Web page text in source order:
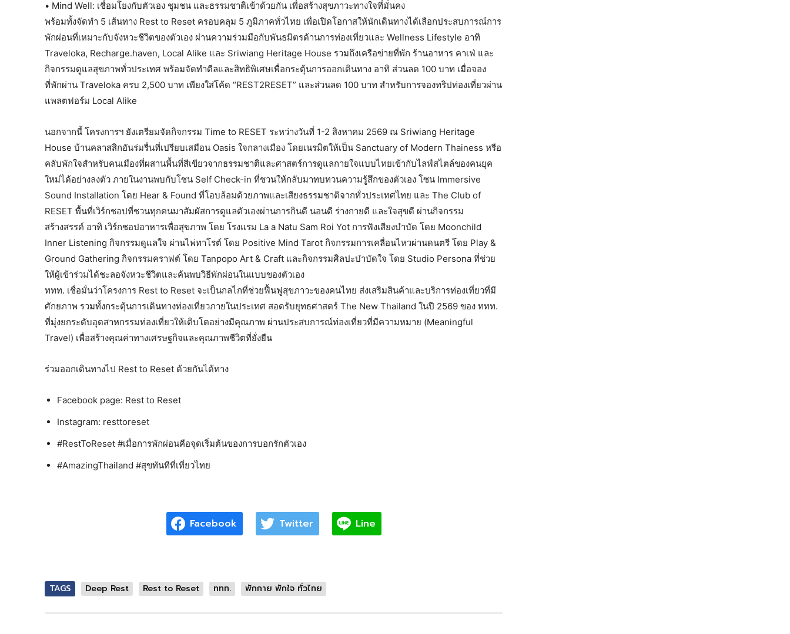
• Mind Well: เชื่อมโยงกับตัวเอง ชุมชน และธรรมชาติเข้าด้วยกัน เพื่อสร้างสุขภาวะทางใจที่มั่นคง
พร้อมทั้งจัดทำ 5 เส้นทาง Rest to Reset ครอบคลุม 5 ภูมิภาคทั่วไทย เพื่อเปิดโอกาสให้นักเดินทางได้เลือกประสบการณ์การ
พักผ่อนที่เหมาะกับจังหวะชีวิตของตัวเอง ผ่านความร่วมมือกับพันธมิตรด้านการท่องเที่ยวและ Wellness Lifestyle อาทิ
Traveloka, Recharge.haven, Local Alike และ Sriwiang Heritage House รวมถึงเครือข่ายที่พัก ร้านอาหาร คาเฟ่ และ
กิจกรรมดูแลสุขภาพทั่วประเทศ พร้อมจัดทำดีลและสิทธิพิเศษเพื่อกระตุ้นการออกเดินทาง อาทิ ส่วนลด 100 บาท เมื่อจอง
ที่พักผ่าน Traveloka ครบ 2,500 บาท เพียงใส่โค้ด “REST2RESET” และส่วนลด 100 บาท สำหรับการจองทริปท่องเที่ยวผ่าน
แพลตฟอร์ม Local Alike
นอกจากนี้ โครงการฯ ยังเตรียมจัดกิจกรรม Time to RESET ระหว่างวันที่ 1-2 สิงหาคม 2569 ณ Sriwiang Heritage
House บ้านคลาสสิกอันร่มรื่นที่เปรียบเสมือน Oasis ใจกลางเมือง โดยเนรมิตให้เป็น Sanctuary of Modern Thainess หรือ
คลับพักใจสำหรับคนเมืองที่ผสานพื้นที่สีเขียวจากธรรมชาติและศาสตร์การดูแลกายใจแบบไทยเข้ากับไลฟ์สไตล์ของคนยุค
ใหม่ได้อย่างลงตัว ภายในงานพบกับโซน Self Check-in ที่ชวนให้กลับมาทบทวนความรู้สึกของตัวเอง โซน Immersive
Sound Installation โดย Hear & Found ที่โอบล้อมด้วยภาพและเสียงธรรมชาติจากทั่วประเทศไทย และ The Club of
RESET พื้นที่เวิร์กชอปที่ชวนทุกคนมาสัมผัสการดูแลตัวเองผ่านการกินดี นอนดี ร่างกายดี และใจสุขดี ผ่านกิจกรรม
สร้างสรรค์ อาทิ เวิร์กชอปอาหารเพื่อสุขภาพ โดย โรงแรม La a Natu Sam Roi Yot การฟังเสียงบำบัด โดย Moonchild
Inner Listening กิจกรรมดูแลใจ ผ่านไพ่ทาโรต์ โดย Positive Mind Tarot กิจกรรมการเคลื่อนไหวผ่านดนตรี โดย Play &
Ground Gathering กิจกรรมคราฟต์ โดย Tanpopo Art & Craft และกิจกรรมศิลปะบำบัดใจ โดย Studio Persona ที่ช่วย
ให้ผู้เข้าร่วมได้ชะลอจังหวะชีวิตและค้นพบวิธีพักผ่อนในแบบของตัวเอง
ททท. เชื่อมั่นว่าโครงการ Rest to Reset จะเป็นกลไกที่ช่วยฟื้นฟูสุขภาวะของคนไทย ส่งเสริมสินค้าและบริการท่องเที่ยวที่มี
ศักยภาพ รวมทั้งกระตุ้นการเดินทางท่องเที่ยวภายในประเทศ สอดรับยุทธศาสตร์ The New Thailand ในปี 2569 ของ ททท.
ที่มุ่งยกระดับอุตสาหกรรมท่องเที่ยวให้เติบโตอย่างมีคุณภาพ ผ่านประสบการณ์ท่องเที่ยวที่มีความหมาย (Meaningful
Travel) เพื่อสร้างคุณค่าทางเศรษฐกิจและคุณภาพชีวิตที่ยั่งยืน
ร่วมออกเดินทางไป Rest to Reset ด้วยกันได้ทาง
Facebook page: Rest to Reset
Instagram: resttoreset
#RestToReset #เมื่อการพักผ่อนคือจุดเริ่มต้นของการบอกรักตัวเอง
#AmazingThailand #สุขทันทีที่เที่ยวไทย
Facebook Twitter Line
TAGS Deep Rest Rest to Reset ททท. พักกาย พักใจ ทั่วไทย